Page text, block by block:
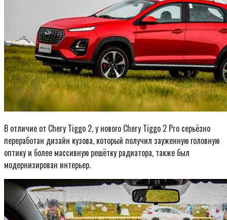
В отличие от Chery Tiggo 2, у нового Chery Tiggo 2 Pro серьёзно
переработан дизайн кузова, который получил зауженную головную
оптику и более массивную решётку радиатора, также был
модернизирован интерьер.